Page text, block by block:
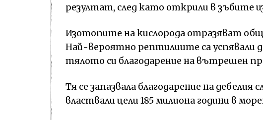
резултат, след като открили в зъбите
Изотопите на кислорода отразяват
Най-вероятно рептилиите са
тялото си благодарение на вътрешен
Тя се запазвала благодарение на
властвали цели 185 милиона години в